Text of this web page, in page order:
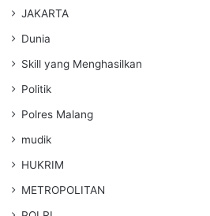
JAKARTA
Dunia
Skill yang Menghasilkan
Politik
Polres Malang
mudik
HUKRIM
METROPOLITAN